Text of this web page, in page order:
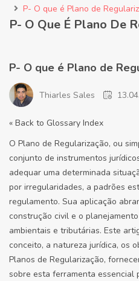
P- O que é Plano de
P- O Que É Plano De
P- O que é Plano de
Thiarles Sales
« Back to Glossary Index
O Plano de Regularização, ou
conjunto de instrumentos
adequar uma determinada
por irregularidades, a padrões
regulamento. Sua aplicação
construção civil e o
ambientais e tributárias. Este
conceito, a natureza jurídica, os
Planos de Regularização,
sobre esta ferramenta essencial